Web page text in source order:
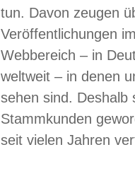
tun. Davon zeugen
Veröffentlichungen
Webbereich – in
weltweit – in denen
sehen sind. Deshalb
Stammkunden
seit vielen Jahren